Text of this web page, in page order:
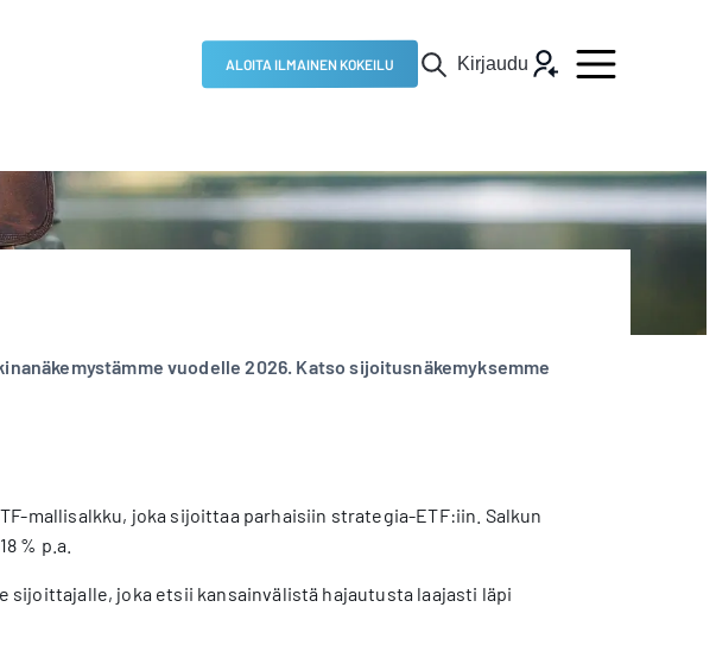
ALOITA ILMAINEN KOKEILU Kirjaudu
vuodelle 2026. Katso sijoitusnäkemyksemme
mallisalkku, joka sijoittaa parhaisiin strategia-ETF:iin. Salkun
% p.a.
joka etsii kansainvälistä hajautusta laajasti läpi